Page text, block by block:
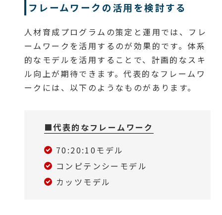
フレームワークの活用を検討する
人材育成プログラムの策定と運用では、フレ
ームワークを活用するのが効果的です。体系
的なモデルを活用することで、計画的なスキ
ル向上が期待できます。代表的なフレームワ
ークには、以下のようなものがあります。
■代表的なフレームワーク
70:20:10モデル
コンピテンシーモデル
カッツモデル